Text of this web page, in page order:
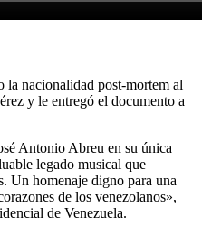
nacionalidad post-mortem al
y le entregó el documento a
Antonio Abreu en su única
legado musical que
Un homenaje digno para una
de los venezolanos»,
de Venezuela.